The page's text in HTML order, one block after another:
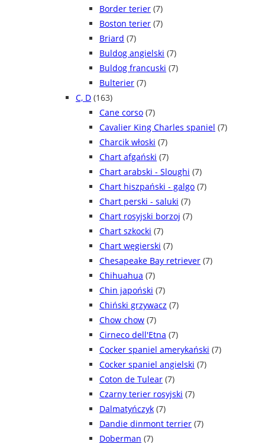
Border terier (7)
Boston terier (7)
Briard (7)
Buldog angielski (7)
Buldog francuski (7)
Bulterier (7)
C, D (163)
Cane corso (7)
Cavalier King Charles spaniel (7)
Charcik włoski (7)
Chart afgański (7)
Chart arabski - Sloughi (7)
Chart hiszpański - galgo (7)
Chart perski - saluki (7)
Chart rosyjski borzoj (7)
Chart szkocki (7)
Chart węgierski (7)
Chesapeake Bay retriever (7)
Chihuahua (7)
Chin japoński (7)
Chiński grzywacz (7)
Chow chow (7)
Cirneco dell'Etna (7)
Cocker spaniel amerykański (7)
Cocker spaniel angielski (7)
Coton de Tulear (7)
Czarny terier rosyjski (7)
Dalmatyńczyk (7)
Dandie dinmont terrier (7)
Doberman (7)